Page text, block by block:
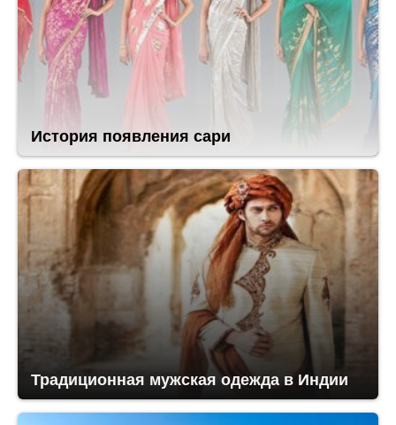
История появления сари
Традиционная мужская одежда в Индии